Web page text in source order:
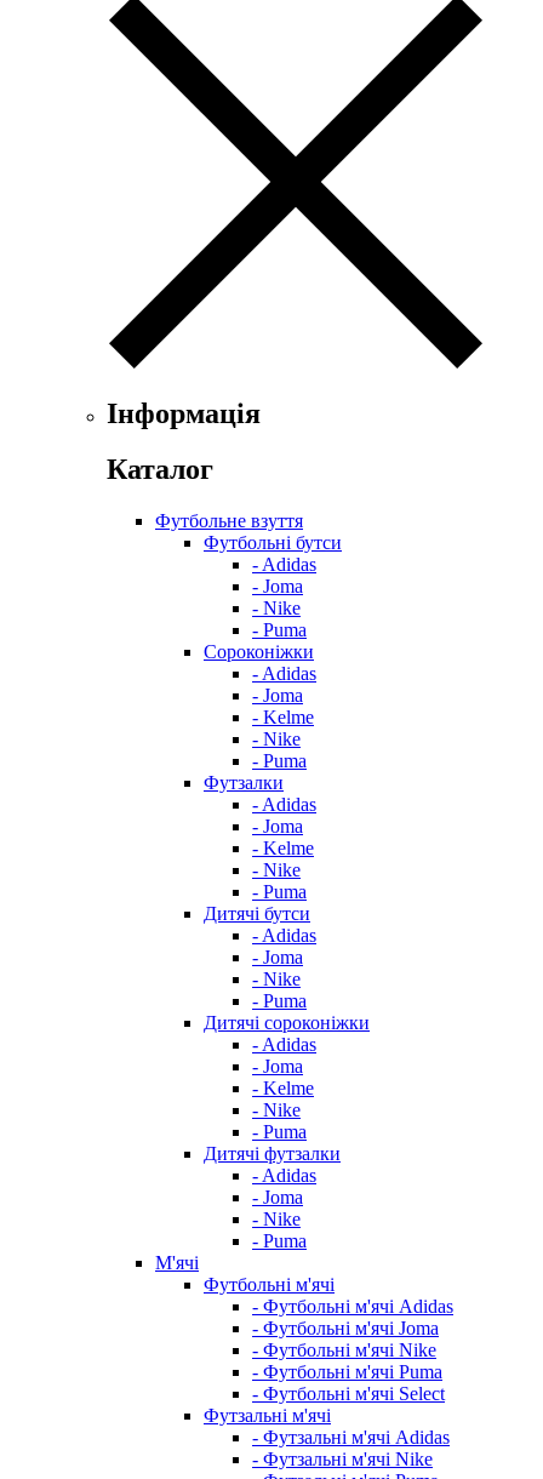
Інформація
Каталог
Футбольне взуття
Футбольні бутси
- Adidas
- Joma
- Nike
- Puma
Сороконіжки
- Adidas
- Joma
- Kelme
- Nike
- Puma
Футзалки
- Adidas
- Joma
- Kelme
- Nike
- Puma
Дитячі бутси
- Adidas
- Joma
- Nike
- Puma
Дитячі сороконіжки
- Adidas
- Joma
- Kelme
- Nike
- Puma
Дитячі футзалки
- Adidas
- Joma
- Nike
- Puma
М'ячі
Футбольні м'ячі
- Футбольні м'ячі Adidas
- Футбольні м'ячі Joma
- Футбольні м'ячі Nike
- Футбольні м'ячі Puma
- Футбольні м'ячі Select
Футзальні м'ячі
- Футзальні м'ячі Adidas
- Футзальні м'ячі Nike